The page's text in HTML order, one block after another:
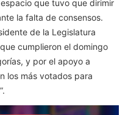
que tuvo que dirimir
la falta de consensos.
de la Legislatura
cumplieron el domingo
y por el apoyo a
los más votados para